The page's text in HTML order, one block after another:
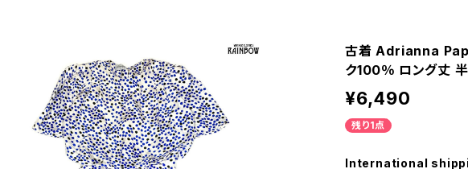
古着 Adrianna
ク100％ ロング丈
¥6,490
残り1点
International